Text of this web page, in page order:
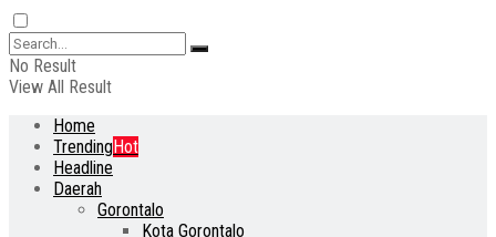
No Result
View All Result
Home
TrendingHot
Headline
Daerah
Gorontalo
Kota Gorontalo